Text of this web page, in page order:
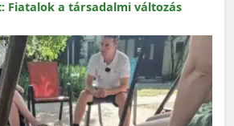
Fiatalok a társadalmi változás